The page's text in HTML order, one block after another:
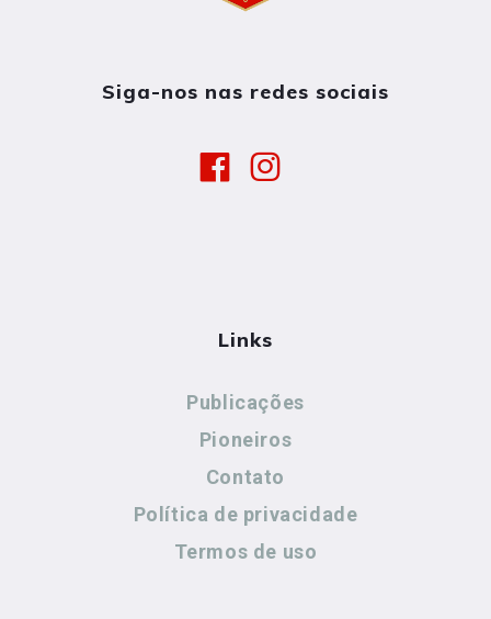
Siga-nos nas redes sociais
Links
Publicações
Pioneiros
Contato
Política de privacidade
Termos de uso